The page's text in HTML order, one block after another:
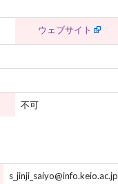
ウェブサイト
不可
s_jinji_saiyo@info.keio.ac.jp